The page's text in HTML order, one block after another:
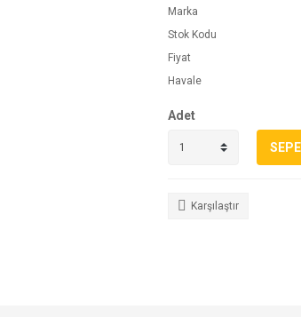
Marka
Stok Kodu
Fiyat
Havale
Adet
Karşılaştır